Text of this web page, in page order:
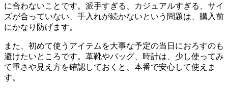
に合わないことです。派手すぎる、カジュアルすぎる、サイ
ズが合っていない、手入れが続かないという問題は、購入前
にかなり防げます。
また、初めて使うアイテムを大事な予定の当日におろすのも
避けたいところです。革靴やバッグ、時計は、少し使ってみ
て重さや見え方を確認しておくと、本番で安心して使えま
す。